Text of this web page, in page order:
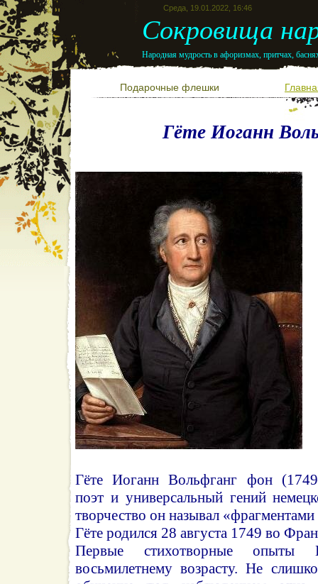
Среда, 19.01.2022, 16:46
Сокровища
Народная мудрость в афоризмах, притчах,
Подарочные флешки
Гёте Иоганн
Гёте Иоганн Вольфганг фон
поэт и универсальный гений
творчество он называл
Гёте родился 28 августа 1749 во
Первые стихотворные опыты
восьмилетнему возрасту. Не